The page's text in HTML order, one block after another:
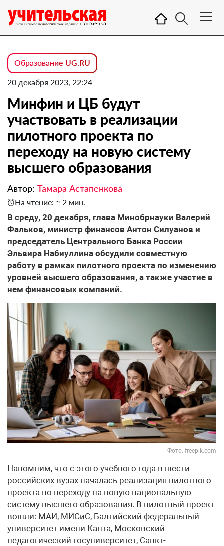
Образование UG.RU
20 декабря 2023, 22:24
Минфин и ЦБ будут
участвовать в реализации
пилотного проекта по
переходу на новую систему
высшего образования
Автор: Тамара Астапенкова
На чтение: ≈ 2 мин.
В среду, 20 декабря, глава Минобрнауки Валерий
Фальков, министр финансов Антон Силуанов и
председатель Центрального Банка России
Эльвира Набиуллина обсудили совместную
работу в рамках пилотного проекта по изменению
уровней высшего образования, а также участие в
нем финансовых компаний.
Фото: freepik.com
Напомним, что с этого учебного года в шести
российских вузах началась реализация пилотного
проекта по переходу на новую национальную
систему высшего образования. В пилотный проект
вошли: МАИ, МИСиС, Балтийский федеральный
университет имени Канта, Московский
педагогический госуниверситет, Санкт-